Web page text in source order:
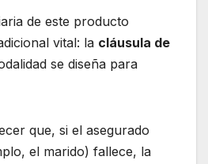
de este producto
vital: la cláusula de
se diseña para
que, si el asegurado
el marido) fallece, la